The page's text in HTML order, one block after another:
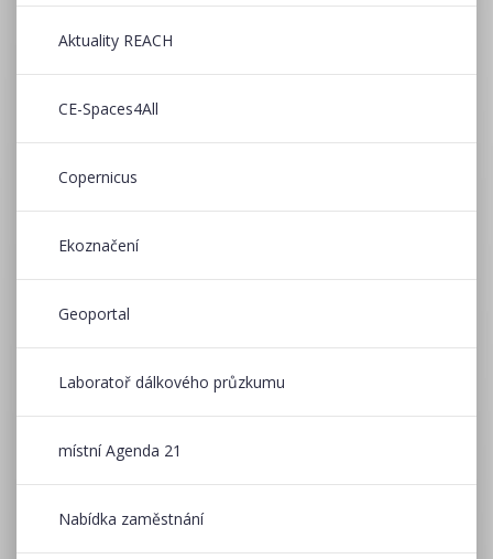
Aktuality REACH
CE-Spaces4All
Copernicus
Ekoznačení
Geoportal
Laboratoř dálkového průzkumu
místní Agenda 21
Nabídka zaměstnání